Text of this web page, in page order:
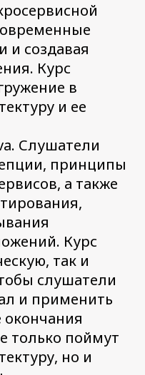
и создавая
Курс
в
и ее
Слушатели
принципы
а также
Курс
так и
слушатели
и применить
окончания
только поймут
но и